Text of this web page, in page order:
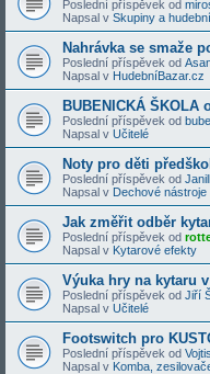
Poslední příspěvek od
Napsal v Skupiny a
Nahrávka se smaže
Poslední příspěvek od
Napsal v HudebníBazar.cz
BUBENICKÁ ŠKOLA
Poslední příspěvek od
Napsal v Učitelé
Noty pro děti
Poslední příspěvek od
Napsal v Dechové nástroje
Jak změřit odběr
Poslední příspěvek od
Napsal v Kytarové efekty
Výuka hry na kytaru
Poslední příspěvek od Jiří
Napsal v Učitelé
Footswitch pro
Poslední příspěvek od
Napsal v Komba,